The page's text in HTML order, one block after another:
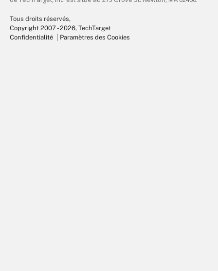
Tous droits réservés,
Copyright 2007 - 2026, TechTarget
Confidentialité
Paramètres des Cookies